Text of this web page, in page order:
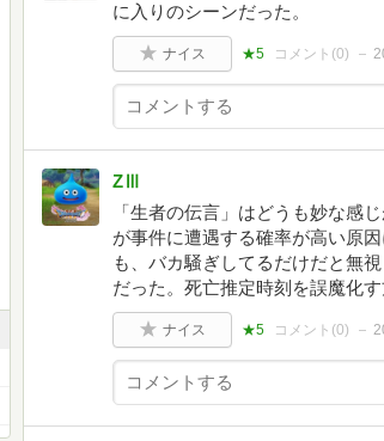
に入りのシーンだった。
ナイス ★5 コメント(0)
ZⅢ
「生者の伝言」はどうも妙な感
が事件に遭遇する確率が高い原
も、バカ騒ぎしてるだけだと無
だった。死亡推定時刻を誤魔化
ナイス ★5 コメント(0)